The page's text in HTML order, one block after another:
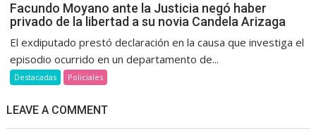
Facundo Moyano ante la Justicia negó haber
privado de la libertad a su novia Candela Arizaga
El exdiputado prestó declaración en la causa que investiga el
episodio ocurrido en un departamento de...
Destacadas Policiales
LEAVE A COMMENT